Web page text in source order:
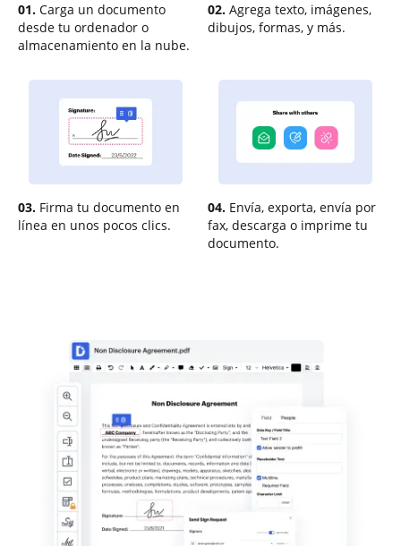
01. Carga un documento
desde tu ordenador o
almacenamiento en la nube.
02. Agrega texto, imágenes,
dibujos, formas, y más.
03. Firma tu documento en
línea en unos pocos clics.
04. Envía, exporta, envía por
fax, descarga o imprime tu
documento.